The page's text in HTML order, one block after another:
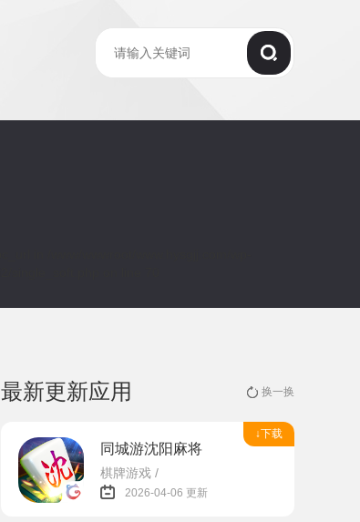
最新更新应用 换一换
↓下载
同城游沈阳麻将
棋牌游戏 /
2026-04-06 更新